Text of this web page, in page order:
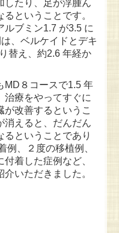
したり、足が浮腫ん
ということです。
ブミン1.7 が3.5 に
、ベルケイドとデキ
替え、約2.6 年経か
８コースで1.5 年
治療をやってすぐに
が改善するというこ
消えると、だんだん
ということであり
着した症例など、
いただきました。